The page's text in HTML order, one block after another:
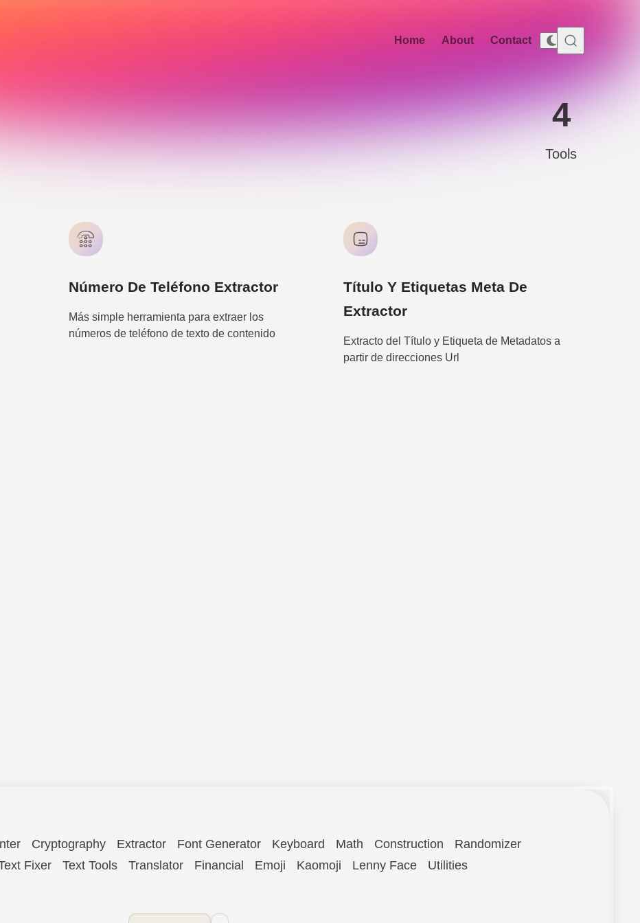
Home About Contact
4
Tools
Número De Teléfono Extractor
Más simple herramienta para extraer los
números de teléfono de texto de contenido
Título Y Etiquetas Meta De
Extractor
Extracto del Título y Etiqueta de Metadatos a
partir de direcciones Url
Cryptography Extractor Font Generator Keyboard Math Construction
Randomizer
Fixer Text Tools Translator Financial Emoji Kaomoji Lenny Face Utilities